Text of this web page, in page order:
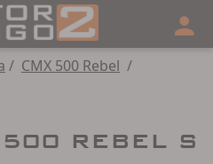
/ CMX 500 Rebel /
REBEL S